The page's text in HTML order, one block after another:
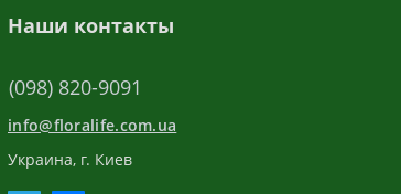
Наши контакты
(098) 820-9091
info@floralife.com.ua
Украина, г. Киев